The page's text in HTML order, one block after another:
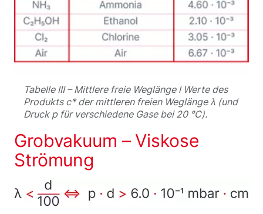
Tabelle III – Mittlere freie Weglänge l Werte des
Produkts c* der mittleren freien Weglänge λ (und
Druck p für verschiedene Gase bei 20 °C).
Grobvakuum – Viskose
Strömung